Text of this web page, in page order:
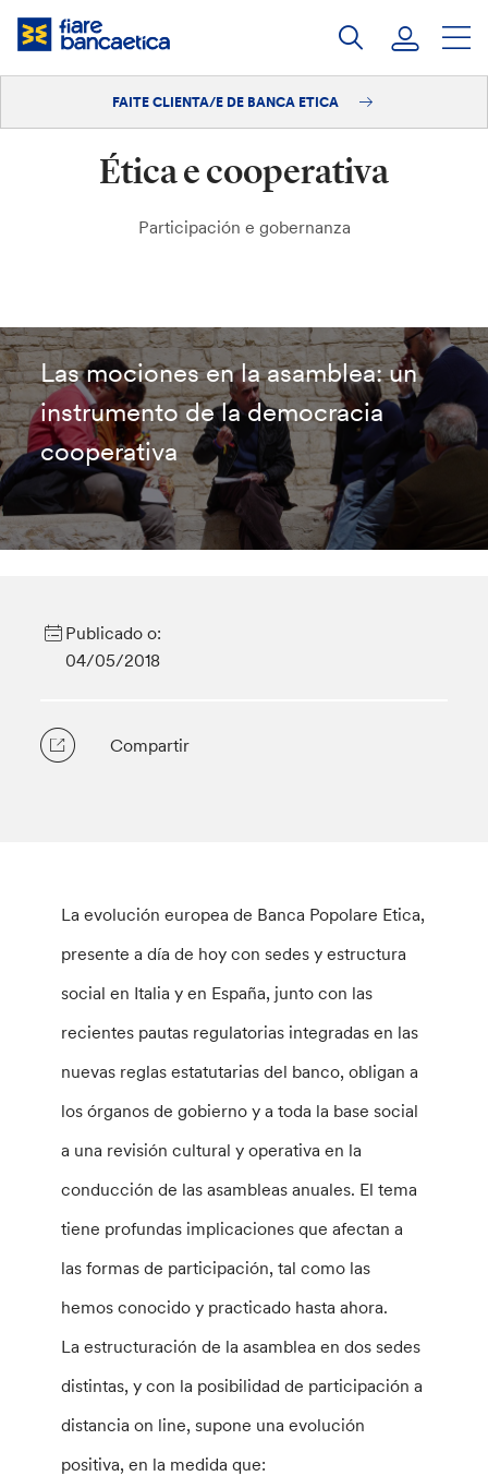
Saltar
Faite clienta/e
FAITE CLIENTA/E DE BANCA ETICA
Ética e cooperativa
Participación e gobernanza
Las mociones en la asamblea: un
instrumento de la democracia
cooperativa
Publicado o:
04/05/2018
Compartir
La evolución europea de Banca Popolare Etica,
presente a día de hoy con sedes y estructura
social en Italia y en España, junto con las
recientes pautas regulatorias integradas en las
nuevas reglas estatutarias del banco, obligan a
los órganos de gobierno y a toda la base social
a una revisión cultural y operativa en la
conducción de las asambleas anuales. El tema
tiene profundas implicaciones que afectan a
las formas de participación, tal como las
hemos conocido y practicado hasta ahora.
La estructuración de la asamblea en dos sedes
distintas, y con la posibilidad de participación a
distancia on line, supone una evolución
positiva, en la medida que: